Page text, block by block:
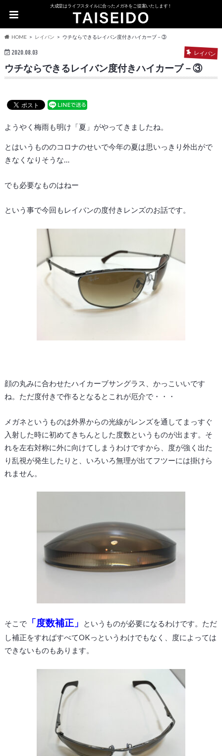
大成堂はライフスタイルに合ったメガネをご提案いたします！
HOME レイバン ウチならできるレイバン度付きハイカーブ－③
2020.08.03 レイバン
ウチならできるレイバン度付きハイカーブ－③
ようやく梅雨も明け「夏」がやってきましたね。
とはいうもののコロナのせいで今年の夏は思いっきり外出がで
きなくなりそうな…
でも必要なものはねー
という事で今回もレイバンの度付きレンズのお話です。
顔の丸みに合わせたハイカーブサングラス、かっこいいです
ね。ただ度付きで作るとなるとこれが厄介で・・・
メガネというものは外界からの光線がレンズを通してまっすぐ
入射した時に初めてきちんとした度数というものが出ます。そ
れを左右対称に外に向けてしまうわけですから、度が強く出た
り乱視が発生したりと、いろいろ無理が出てフツーには掛けら
れません。
そこで「度数補正」
というものが必要になるわけです。ただ
し補正をすればすべてOKっというわけでもなく、度によっては
できないものもあります。